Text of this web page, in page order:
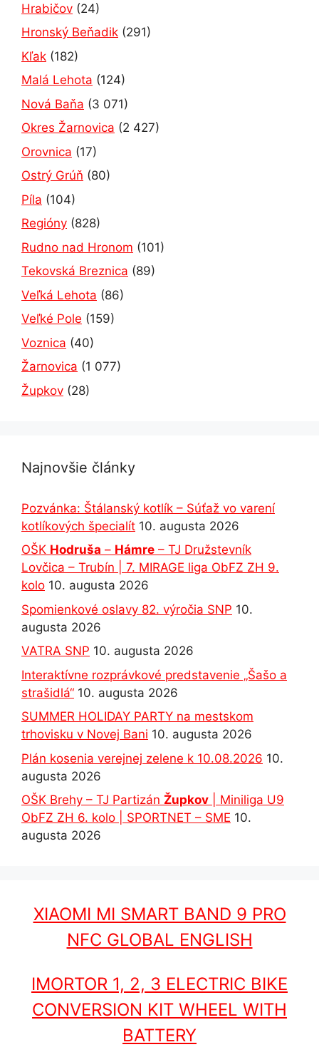
Hrabičov (24)
Hronský Beňadik (291)
Kľak (182)
Malá Lehota (124)
Nová Baňa (3 071)
Okres Žarnovica (2 427)
Orovnica (17)
Ostrý Grúň (80)
Píla (104)
Regióny (828)
Rudno nad Hronom (101)
Tekovská Breznica (89)
Veľká Lehota (86)
Veľké Pole (159)
Voznica (40)
Žarnovica (1 077)
Župkov (28)
Najnovšie články
Pozvánka: Štálanský kotlík – Súťaž vo varení
kotlíkových špecialít 10. augusta 2026
OŠK Hodruša – Hámre – TJ Družstevník
Lovčica – Trubín | 7. MIRAGE liga ObFZ ZH 9.
kolo 10. augusta 2026
Spomienkové oslavy 82. výročia SNP 10.
augusta 2026
VATRA SNP 10. augusta 2026
Interaktívne rozprávkové predstavenie „Šašo a
strašidlá“ 10. augusta 2026
SUMMER HOLIDAY PARTY na mestskom
trhovisku v Novej Bani 10. augusta 2026
Plán kosenia verejnej zelene k 10.08.2026 10.
augusta 2026
OŠK Brehy – TJ Partizán Župkov | Miniliga U9
ObFZ ZH 6. kolo | SPORTNET – SME 10.
augusta 2026
XIAOMI MI SMART BAND 9 PRO
NFC GLOBAL ENGLISH
IMORTOR 1, 2, 3 ELECTRIC BIKE
CONVERSION KIT WHEEL WITH
BATTERY